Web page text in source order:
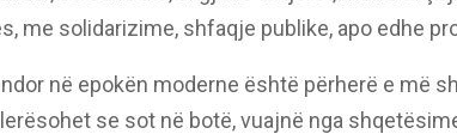
me solidarizime, shfaqje publike, apo edhe
në epokën moderne është përherë e më
se sot në botë, vuajnë nga